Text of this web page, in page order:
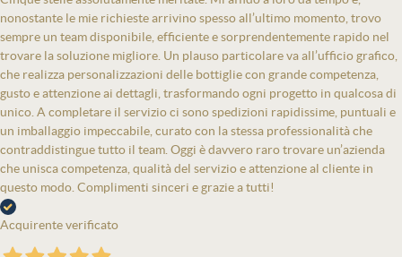
nonostante le mie richieste arrivino spesso all’ultimo momento, trovo
sempre un team disponibile, efficiente e sorprendentemente rapido nel
trovare la soluzione migliore. Un plauso particolare va all’ufficio grafico,
che realizza personalizzazioni delle bottiglie con grande competenza,
gusto e attenzione ai dettagli, trasformando ogni progetto in qualcosa di
unico. A completare il servizio ci sono spedizioni rapidissime, puntuali e
un imballaggio impeccabile, curato con la stessa professionalità che
contraddistingue tutto il team. Oggi è davvero raro trovare un’azienda
che unisca competenza, qualità del servizio e attenzione al cliente in
questo modo. Complimenti sinceri e grazie a tutti!
Acquirente verificato